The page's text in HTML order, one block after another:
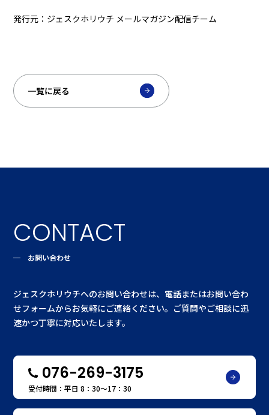
発行元：ジェスクホリウチ メールマガジン配信チーム
一覧に戻る
CONTACT
お問い合わせ
ジェスクホリウチへのお問い合わせは、電話またはお問い合わ
せフォームからお気軽にご連絡ください。ご質問やご相談に迅
速かつ丁寧に対応いたします。
076-269-3175
受付時間：平日 8：30〜17：30